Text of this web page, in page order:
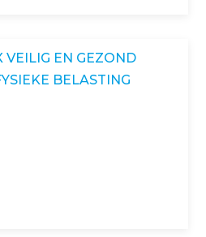
VEILIG EN GEZOND
BELASTING